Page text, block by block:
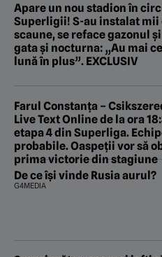
Apare un nou stadion în
Superligii! S-au instalat mii
scaune, se reface gazonul
gata și nocturna: „Au mai
lună în plus”. EXCLUSIV
Farul Constanța –
Live Text Online de la ora
etapa 4 din Superliga.
probabile. Oaspeții vor să
prima victorie din stagiune
De ce își vinde Rusia aurul?
G4MEDIA